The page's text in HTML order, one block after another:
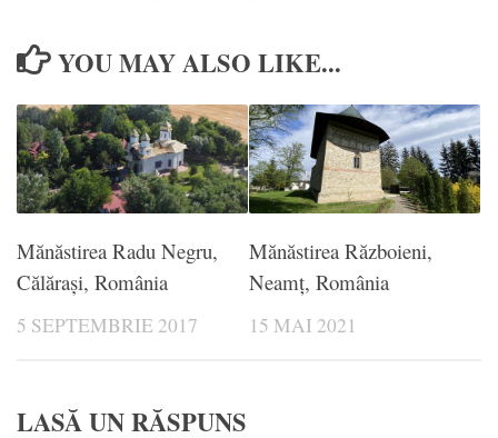
YOU MAY ALSO LIKE...
Mănăstirea Radu Negru,
Călărași, România
5 SEPTEMBRIE 2017
Mănăstirea Războieni,
Neamț, România
15 MAI 2021
LASĂ UN RĂSPUNS